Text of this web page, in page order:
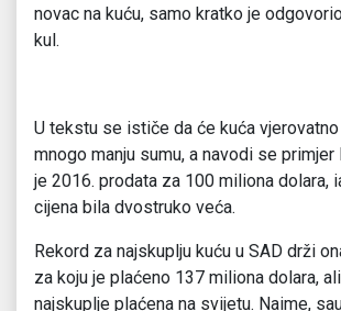
novac na kuću, samo kratko je
kul.
U tekstu se ističe da će kuća
mnogo manju sumu, a navodi se
je 2016. prodata za 100 miliona dolara,
cijena bila dvostruko veća.
Rekord za najskuplju kuću u SAD drži
za koju je plaćeno 137 miliona dolara,
najskuplje plaćena na svijetu. Naime,